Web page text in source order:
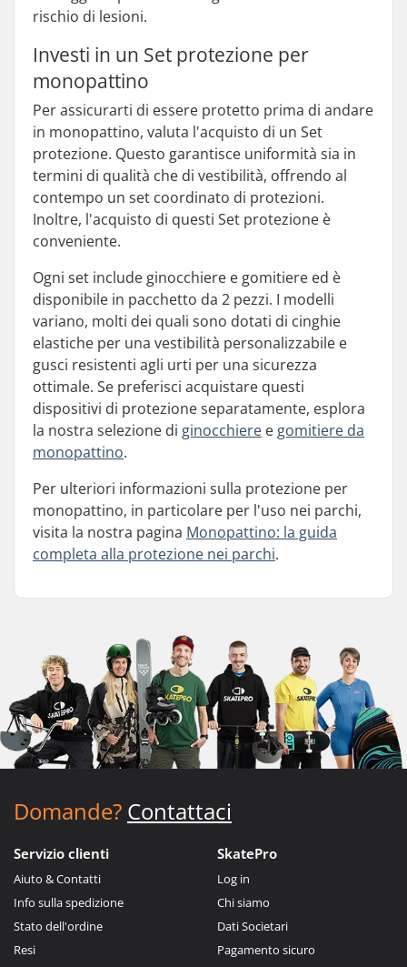
rischio di lesioni.
Investi in un Set protezione per
monopattino
Per assicurarti di essere protetto prima di andare
in monopattino, valuta l'acquisto di un Set
protezione. Questo garantisce uniformità sia in
termini di qualità che di vestibilità, offrendo al
contempo un set coordinato di protezioni.
Inoltre, l'acquisto di questi Set protezione è
conveniente.
Ogni set include ginocchiere e gomitiere ed è
disponibile in pacchetto da 2 pezzi. I modelli
variano, molti dei quali sono dotati di cinghie
elastiche per una vestibilità personalizzabile e
gusci resistenti agli urti per una sicurezza
ottimale. Se preferisci acquistare questi
dispositivi di protezione separatamente, esplora
la nostra selezione di ginocchiere e gomitiere da
monopattino.
Per ulteriori informazioni sulla protezione per
monopattino, in particolare per l'uso nei parchi,
visita la nostra pagina Monopattino: la guida
completa alla protezione nei parchi.
Domande? Contattaci
Servizio clienti
Aiuto & Contatti
Info sulla spedizione
Stato dell'ordine
Resi
SkatePro
Log in
Chi siamo
Dati Societari
Pagamento sicuro